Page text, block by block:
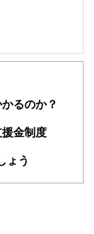
る記事を、日々
すく発信していま
籍・雑誌の編集経
ですべての工程に
求しています。
るのか？
金制度
ょう